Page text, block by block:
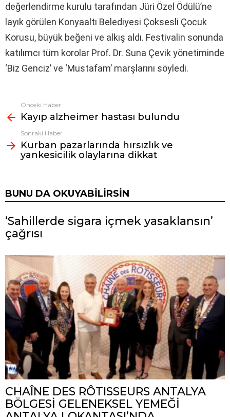
değerlendirme kurulu tarafından Jüri Özel Ödülü’ne
layık görülen Konyaaltı Belediyesi Çoksesli Çocuk
Korusu, büyük beğeni ve alkış aldı. Festivalin sonunda
katılımcı tüm korolar Prof. Dr. Suna Çevik yönetiminde
‘Biz Genciz’ ve ‘Mustafam’ marşlarını söyledi.
Fazlasına
bak
Önceki Haber
Kayıp alzheimer hastası bulundu
Sonraki Haber
Kurban pazarlarında hırsızlık ve
yankesicilik olaylarına dikkat
BUNU DA OKUYABILIRSIN
‘Sahillerde sigara içmek yasaklansın’
çağrısı
CHAÎNE DES RÔTISSEURS ANTALYA
BÖLGESİ GELENEKSEL YEMEĞİ